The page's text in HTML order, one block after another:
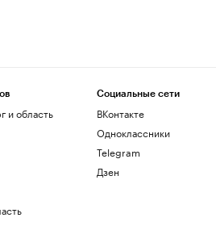
и область
Социальные сети
ВКонтакте
Одноклассники
Telegram
Дзен